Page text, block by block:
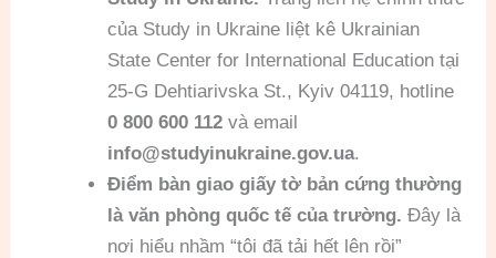
của Study in Ukraine liệt kê Ukrainian
State Center for International Education tại
25-G Dehtiarivska St., Kyiv 04119, hotline
0 800 600 112 và email
info@studyinukraine.gov.ua.
Điểm bàn giao giấy tờ bản cứng thường
là văn phòng quốc tế của trường. Đây là
nơi hiểu nhầm “tôi đã tải hết lên rồi”